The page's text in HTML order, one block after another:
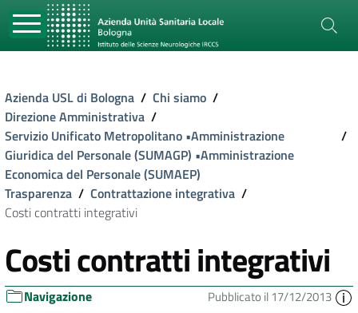
Azienda USL di Bologna / Chi siamo /
Direzione Amministrativa /
Servizio Unificato Metropolitano •Amministrazione
Giuridica del Personale (SUMAGP) •Amministrazione
Economica del Personale (SUMAEP)
/
Trasparenza / Contrattazione integrativa /
Costi contratti integrativi
Costi contratti integrativi
Navigazione Pubblicato il 17/12/2013